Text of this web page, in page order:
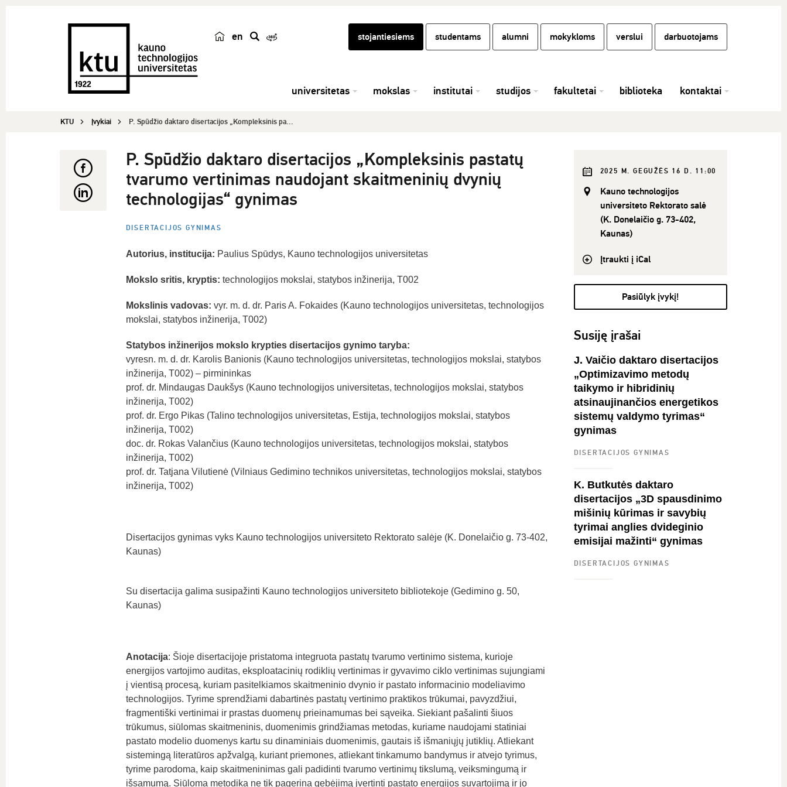
en
k
stojantiesiems studentams alumni mokykloms verslui darbuotojams
universitetas mokslas institutai studijos fakultetai biblioteka kontaktai
KTU Įvykiai P. Spūdžio daktaro disertacijos „Kompleksinis pa...
P. Spūdžio daktaro disertacijos „Kompleksinis pastatų
tvarumo vertinimas naudojant skaitmeninių dvynių
technologijas“ gynimas
DISERTACIJOS GYNIMAS
Autorius, institucija: Paulius Spūdys, Kauno technologijos universitetas
Mokslo sritis, kryptis: technologijos mokslai, statybos inžinerija, T002
Mokslinis vadovas: vyr. m. d. dr. Paris A. Fokaides (Kauno technologijos universitetas, technologijos
mokslai, statybos inžinerija, T002)
Statybos inžinerijos mokslo krypties disertacijos gynimo taryba:
vyresn. m. d. dr. Karolis Banionis (Kauno technologijos universitetas, technologijos mokslai, statybos
inžinerija, T002) – pirmininkas
prof. dr. Mindaugas Daukšys (Kauno technologijos universitetas, technologijos mokslai, statybos
inžinerija, T002)
prof. dr. Ergo Pikas (Talino technologijos universitetas, Estija, technologijos mokslai, statybos
inžinerija, T002)
doc. dr. Rokas Valančius (Kauno technologijos universitetas, technologijos mokslai, statybos
inžinerija, T002)
prof. dr. Tatjana Vilutienė (Vilniaus Gedimino technikos universitetas, technologijos mokslai, statybos
inžinerija, T002)
Disertacijos gynimas vyks Kauno technologijos universiteto Rektorato salėje (K. Donelaičio g. 73-402,
Kaunas)
Su disertacija galima susipažinti Kauno technologijos universiteto bibliotekoje (Gedimino g. 50,
Kaunas)
Anotacija: Šioje disertacijoje pristatoma integruota pastatų tvarumo vertinimo sistema, kurioje
energijos vartojimo auditas, eksploatacinių rodiklių vertinimas ir gyvavimo ciklo vertinimas sujungiami
į vientisą procesą, kuriam pasitelkiamos skaitmeninio dvynio ir pastato informacinio modeliavimo
technologijos. Tyrime sprendžiami dabartinės pastatų vertinimo praktikos trūkumai, pavyzdžiui,
fragmentiški vertinimai ir prastas duomenų prieinamumas bei sąveika. Siekiant pašalinti šiuos
trūkumus, siūlomas skaitmeninis, duomenimis grindžiamas metodas, kuriame naudojami statiniai
pastato modelio duomenys kartu su dinaminiais duomenimis, gautais iš išmaniųjų jutiklių. Atliekant
sistemingą literatūros apžvalgą, kuriant priemones, atliekant tinkamumo bandymus ir atvejo tyrimus,
tyrime parodoma, kaip skaitmeninimas gali padidinti tvarumo vertinimų tikslumą, veiksmingumą ir
išsamumą. Siūloma metodika ne tik pagerina gebėjimą įvertinti pastato energijos suvartojimą ir jo
2025 M. GEGUŽĖS 16 D. 11:00
Kauno technologijos
universiteto Rektorato salė
(K. Donelaičio g. 73-402,
Kaunas)
Įtraukti į iCal
Pasiūlyk įvykį!
Susiję įrašai
J. Vaičio daktaro disertacijos
„Optimizavimo metodų
taikymo ir hibridinių
atsinaujinančios energetikos
sistemų valdymo tyrimas“
gynimas
DISERTACIJOS GYNIMAS
K. Butkutės daktaro
disertacijos „3D spausdinimo
mišinių kūrimas ir savybių
tyrimai anglies dvideginio
emisijai mažinti“ gynimas
DISERTACIJOS GYNIMAS